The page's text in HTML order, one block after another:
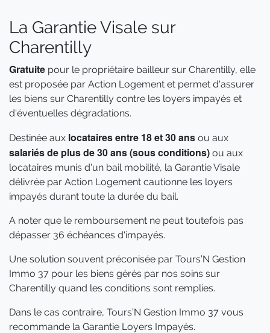
La Garantie Visale sur
Charentilly
Gratuite pour le propriétaire bailleur sur Charentilly, elle
est proposée par Action Logement et permet d'assurer
les biens sur Charentilly contre les loyers impayés et
d'éventuelles dégradations.
Destinée aux locataires entre 18 et 30 ans ou aux
salariés de plus de 30 ans (sous conditions) ou aux
locataires munis d'un bail mobilité, la Garantie Visale
délivrée par Action Logement cautionne les loyers
impayés durant toute la durée du bail.
A noter que le remboursement ne peut toutefois pas
dépasser 36 échéances d'impayés.
Une solution souvent préconisée par Tours’N Gestion
Immo 37 pour les biens gérés par nos soins sur
Charentilly quand les conditions sont remplies.
Dans le cas contraire, Tours’N Gestion Immo 37 vous
recommande la Garantie Loyers Impayés.